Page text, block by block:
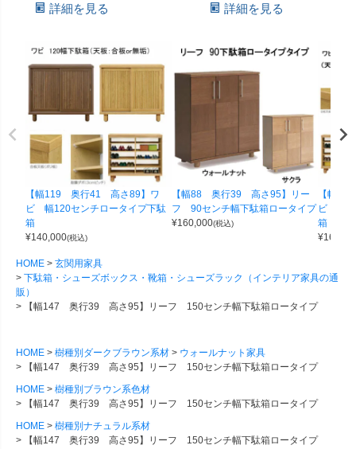
詳細を見る 詳細を見る
【幅119 奥行41 高さ89】ワ
ビ 幅120センチロータイプ下駄
箱
¥140,000(税込)
【幅88 奥行39 高さ95】リー
フ 90センチ幅下駄箱ロータイプ
¥160,000(税込)
【幅
ビ 幅
箱
¥
HOME
玄関用家具
下駄箱・シューズボックス・靴箱・シューズラック（インテリア家具の通
販）
【幅147 奥行39 高さ95】リーフ 150センチ幅下駄箱ロータイプ
HOME 樹種別ダークブラウン系材
ウォールナット家具
【幅147 奥行39 高さ95】リーフ 150センチ幅下駄箱ロータイプ
HOME
樹種別ブラウン系色材
【幅147 奥行39 高さ95】リーフ 150センチ幅下駄箱ロータイプ
HOME
樹種別ナチュラル系材
【幅147 奥行39 高さ95】リーフ 150センチ幅下駄箱ロータイプ